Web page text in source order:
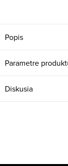
Popis
Parametre
Diskusia